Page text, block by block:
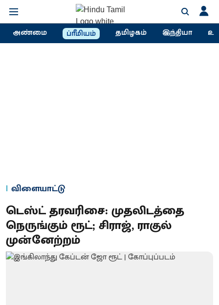
அண்மை ப்ரீமியம் தமிழகம் இந்தியா
விளையாட்டு
டெஸ்ட் தரவரிசை: முதலிடத்தை
நெருங்கும் ரூட்; சிராஜ், ராகுல்
முன்னேற்றம்